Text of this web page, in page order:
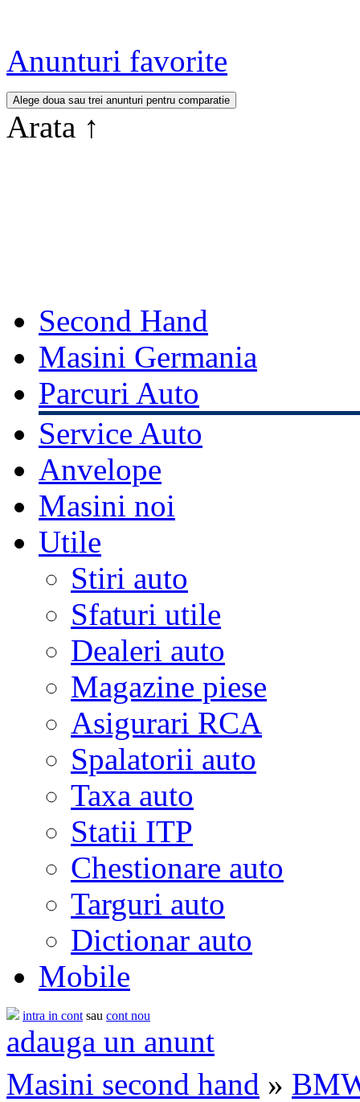
Anunturi favorite
Arata ↑
Second Hand
Masini Germania
Parcuri Auto
Service Auto
Anvelope
Masini noi
Utile
Stiri auto
Sfaturi utile
Dealeri auto
Magazine piese
Asigurari RCA
Spalatorii auto
Taxa auto
Statii ITP
Chestionare auto
Targuri auto
Dictionar auto
Mobile
intra in cont sau cont nou
adauga un anunt
Masini second hand »